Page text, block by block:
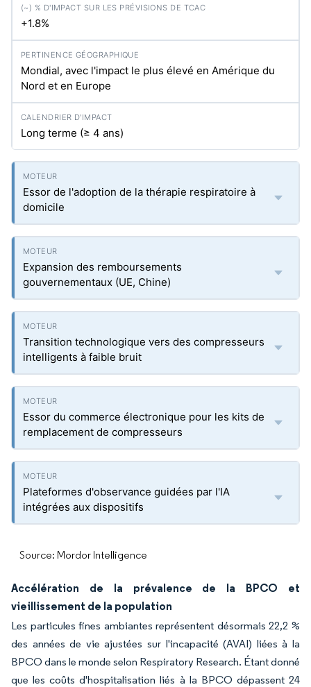
+1.8%
Mondial, avec l'impact le plus élevé en Amérique du
Nord et en Europe
Long terme (≥ 4 ans)
Essor de l'adoption de la thérapie respiratoire à
domicile
Expansion des remboursements
gouvernementaux (UE, Chine)
Transition technologique vers des compresseurs
intelligents à faible bruit
Essor du commerce électronique pour les kits de
remplacement de compresseurs
Plateformes d'observance guidées par l'IA
intégrées aux dispositifs
Source: Mordor Intelligence
Accélération de la prévalence de la BPCO et
vieillissement de la population
Les particules fines ambiantes représentent désormais 22,2 %
des années de vie ajustées sur l'incapacité (AVAI) liées à la
BPCO dans le monde selon Respiratory Research. Étant donné
que les coûts d'hospitalisation liés à la BPCO dépassent 24